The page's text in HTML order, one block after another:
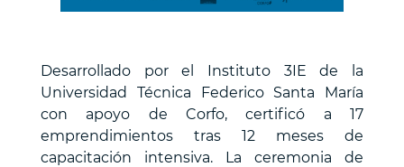
Desarrollado por el Instituto 3IE de la
Universidad Técnica Federico Santa María
con apoyo de Corfo, certificó a 17
emprendimientos tras 12 meses de
capacitación intensiva. La ceremonia de